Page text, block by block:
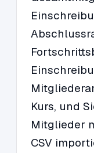
Kurs, und
Mitglieder
CSV